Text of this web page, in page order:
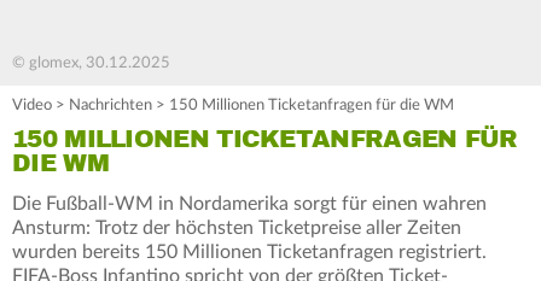
© glomex, 30.12.2025
Video > Nachrichten > 150 Millionen Ticketanfragen für die WM
150 MILLIONEN TICKETANFRAGEN FÜR
DIE WM
Die Fußball-WM in Nordamerika sorgt für einen wahren
Ansturm: Trotz der höchsten Ticketpreise aller Zeiten
wurden bereits 150 Millionen Ticketanfragen registriert.
FIFA-Boss Infantino spricht von der größten Ticket-